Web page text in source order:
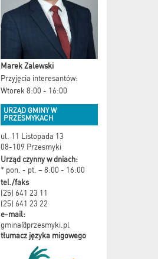
Marek Zalewski
Przyjęcia interesantów:
Wtorek 8:00 - 16:00
URZĄD GMINY W
PRZESMYKACH
ul. 11 Listopada 13
08-109 Przesmyki
Urząd czynny w dniach:
* pon. - pt. – 8:00 - 16:00
tel./faks
(25) 641 23 11
(25) 641 23 22
e-mail:
gmina@przesmyki.pl
tłumacz języka migowego